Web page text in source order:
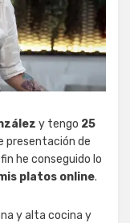
y tengo 25
presentación de
he conseguido lo
platos online.
y alta cocina y